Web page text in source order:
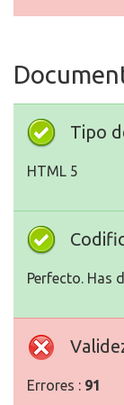
Tipo
HTML 5
Perfecto. Has
Errores : 91